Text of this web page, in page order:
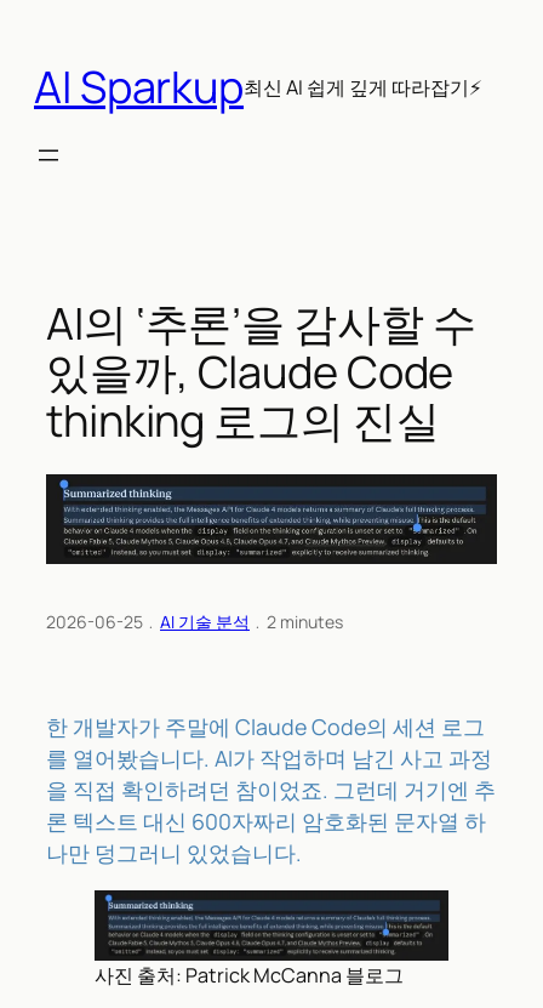
AI Sparkup최신 AI 쉽게 깊게 따라잡기⚡
AI의 ‘추론’을 감사할 수
있을까, Claude Code
thinking 로그의 진실
2026-06-25 ﹒ AI 기술 분석 ﹒ 2 minutes
한 개발자가 주말에 Claude Code의 세션 로그
를 열어봤습니다. AI가 작업하며 남긴 사고 과정
을 직접 확인하려던 참이었죠. 그런데 거기엔 추
론 텍스트 대신 600자짜리 암호화된 문자열 하
나만 덩그러니 있었습니다.
사진 출처: Patrick McCanna 블로그